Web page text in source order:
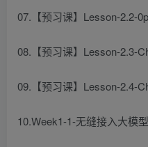
07.【预习课】Lesson-2.2-
08.【预习课】Lesson-2.3-
09.【预习课】Lesson-2.4-
10.Week1-1-无缝接入大模